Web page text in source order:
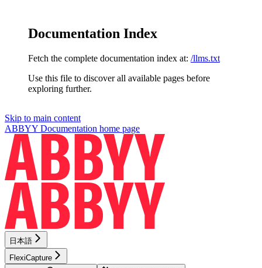
Documentation Index
Fetch the complete documentation index at: /llms.txt
Use this file to discover all available pages before
exploring further.
Skip to main content
ABBYY Documentation home page
日本語
FlexiCapture